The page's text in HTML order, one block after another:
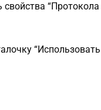
“Протокола